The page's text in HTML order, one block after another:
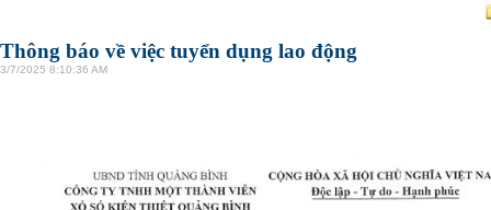
Thông báo về việc tuyển dụng lao động
3/7/2025 8:10:36 AM